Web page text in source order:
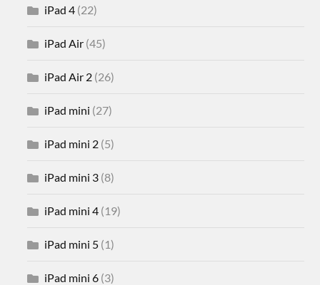
iPad 4 (22)
iPad Air (45)
iPad Air 2 (26)
iPad mini (27)
iPad mini 2 (5)
iPad mini 3 (8)
iPad mini 4 (19)
iPad mini 5 (1)
iPad mini 6 (3)